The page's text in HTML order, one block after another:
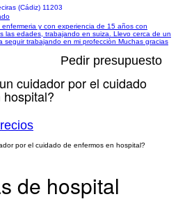
(Cádiz) 11203
y con experiencia de 15 años con
las edades, trabajando en suiza. Llevo cerca de un
seguir trabajando en mi profecciòn Muchas gracias
Pedir presupuesto
cuidador por el cuidado
de hospital